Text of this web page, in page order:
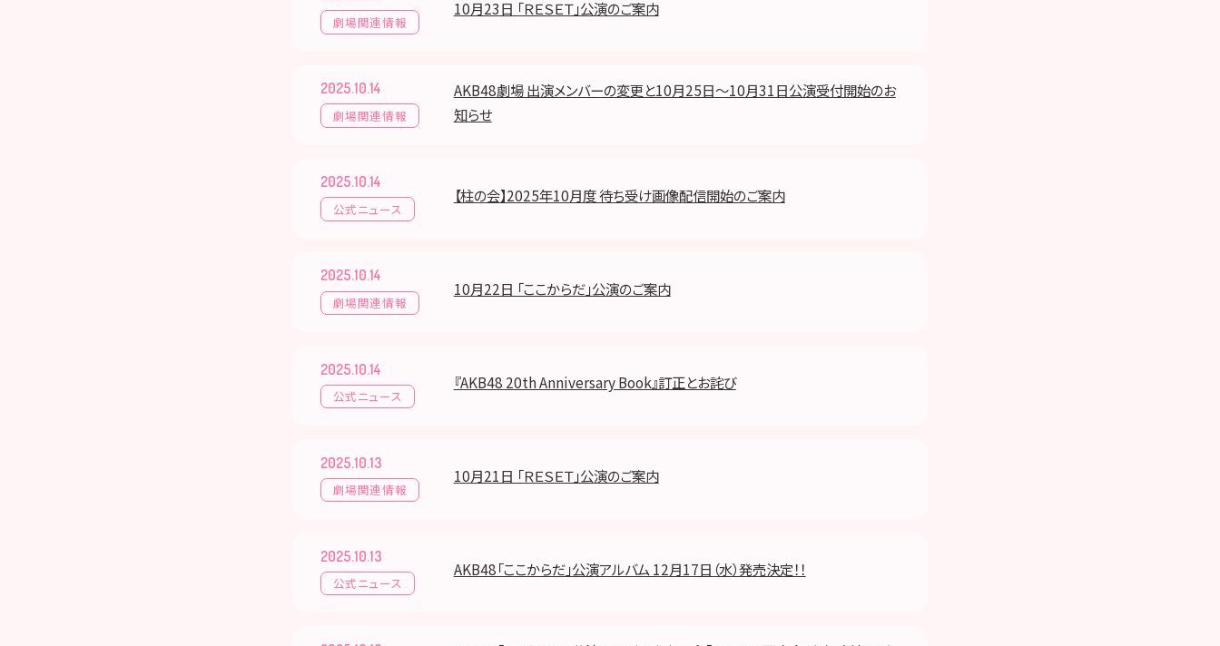
劇場関連情報
10月23日 「ＲＥＳＥＴ」公演のご案内
2025.10.14
劇場関連情報
AKB48劇場 出演メンバーの変更と10月25日～10月31日公演受付開始のお
知らせ
2025.10.14
公式ニュース
【柱の会】2025年10月度 待ち受け画像配信開始のご案内
2025.10.14
劇場関連情報
10月22日 「ここからだ」公演のご案内
2025.10.14
公式ニュース
『AKB48 20th Anniversary Book』訂正とお詫び
2025.10.13
劇場関連情報
10月21日 「ＲＥＳＥＴ」公演のご案内
2025.10.13
公式ニュース
AKB48「ここからだ」公演アルバム 12月17日（水）発売決定！！